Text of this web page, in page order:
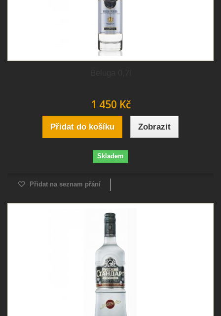
1 450 Kč
Přidat do košíku Zobrazit
Skladem
Přidat na seznam přání